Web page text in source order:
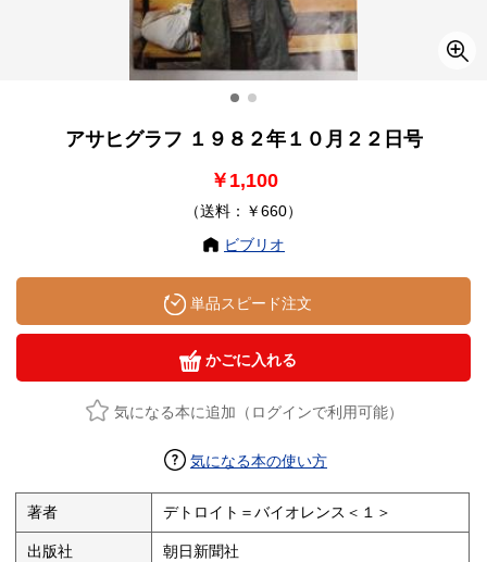
アサヒグラフ １９８２年１０月２２日号
￥1,100
（送料：￥660）
ビブリオ
単品スピード注文
かごに入れる
気になる本に追加（ログインで利用可能）
気になる本の使い方
著者 デトロイト＝バイオレンス＜１＞
出版社 朝日新聞社